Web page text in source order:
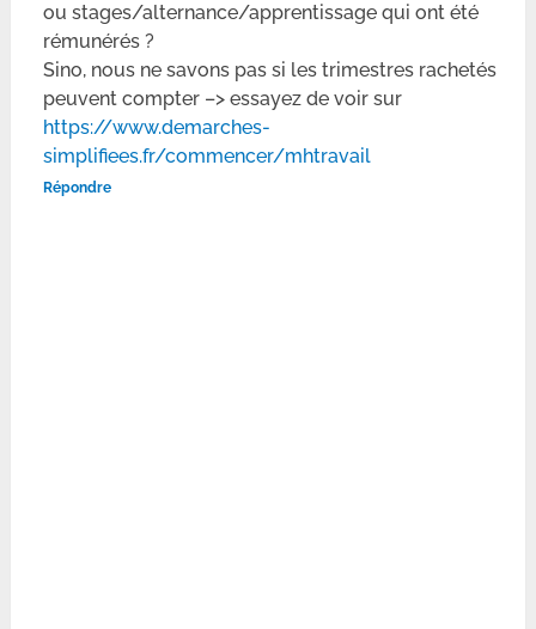
ou stages/alternance/apprentissage qui ont été
rémunérés ?
Sino, nous ne savons pas si les trimestres rachetés
peuvent compter –> essayez de voir sur
https://www.demarches-
simplifiees.fr/commencer/mhtravail
Répondre